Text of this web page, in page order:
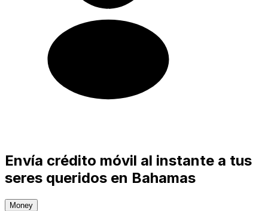
Envía crédito móvil al instante a tus
seres queridos en Bahamas
Money